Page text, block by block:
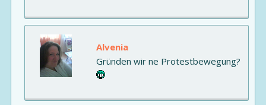
Alvenia
Gründen wir ne Protestbewegung?